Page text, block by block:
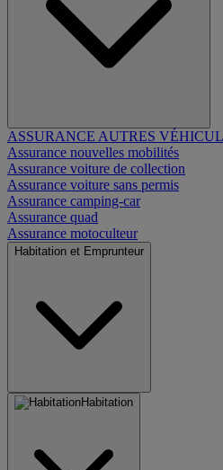
ASSURANCE AUTRES
Assurance nouvelles mobilités
Assurance voiture de collection
Assurance voiture sans permis
Assurance camping-car
Assurance quad
Assurance motoculteur
Habitation et Emprunteur
Habitation